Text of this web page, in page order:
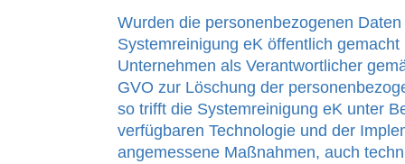
Wurden die personenbezogenen
Systemreinigung eK öffentlich gemacht
Unternehmen als Verantwortlicher
GVO zur Löschung der
so trifft die Systemreinigung eK unter
verfügbaren Technologie und der
angemessene Maßnahmen, auch